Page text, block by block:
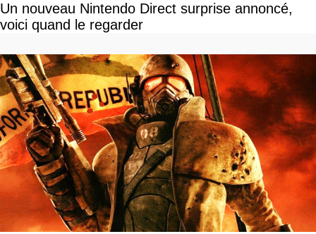
Un nouveau Nintendo Direct surprise annoncé,
voici quand le regarder